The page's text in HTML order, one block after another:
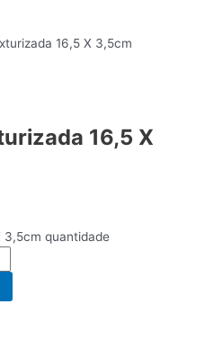
16,5 X 3,5cm
16,5 X
3,5cm quantidade